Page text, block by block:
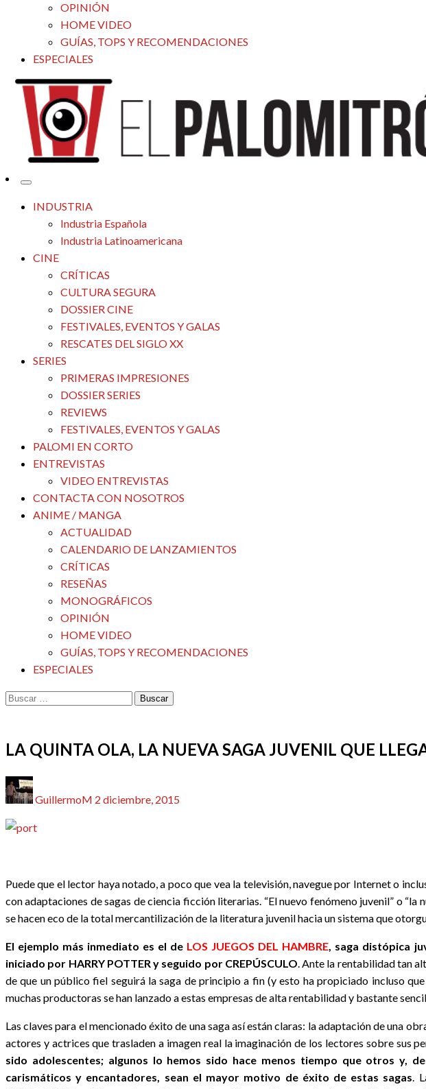
OPINIÓN
HOME VIDEO
GUÍAS, TOPS Y RECOMENDACIONES
ESPECIALES
El Palomitrón
Tu espacio de la industria de cine española y latinoamericana
INDUSTRIA
Industria Española
Industria Latinoamericana
CINE
CRÍTICAS
CULTURA SEGURA
DOSSIER CINE
FESTIVALES, EVENTOS Y GALAS
RESCATES DEL SIGLO XX
SERIES
PRIMERAS IMPRESIONES
DOSSIER SERIES
REVIEWS
FESTIVALES, EVENTOS Y GALAS
PALOMI EN CORTO
ENTREVISTAS
VIDEO ENTREVISTAS
CONTACTA CON NOSOTROS
ANIME / MANGA
ACTUALIDAD
CALENDARIO DE LANZAMIENTOS
CRÍTICAS
RESEÑAS
MONOGRÁFICOS
OPINIÓN
HOME VIDEO
GUÍAS, TOPS Y RECOMENDACIONES
ESPECIALES
Buscar:
LA QUINTA OLA, LA NUEVA SAGA JUVENIL QUE
GuillermoM el
2 diciembre, 2015
Puede que el lector haya notado, a poco que vea la televisión, navegue por Internet o
con adaptaciones de sagas de ciencia ficción literarias. “El nuevo fenómeno juvenil” o
se hacen eco de la total mercantilización de la literatura juvenil hacia un sistema que
El ejemplo más inmediato es el de LOS JUEGOS DEL HAMBRE, saga distópica
iniciado por HARRY POTTER y seguido por CREPÚSCULO. Ante la rentabilidad tan
de que un público fiel seguirá la saga de principio a fin (y esto ha propiciado incluso
muchas productoras se han lanzado a estas empresas de alta rentabilidad y bastante
Las claves para el mencionado éxito de una saga así están claras: la adaptación de una
actores y actrices que trasladen a imagen real la imaginación de los lectores sobre sus
sido adolescentes; algunos lo hemos sido hace menos tiempo que otros y,
carismáticos y encantadores, sean el mayor motivo de éxito de estas sagas.